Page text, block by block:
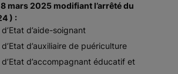
mars 2025 modifiant l’arrêté du
) :
d’aide-soignant
d’auxiliaire de puériculture
d’accompagnant éducatif et